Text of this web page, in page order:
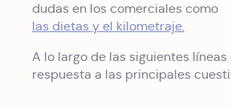
dudas en los comerciales como
las dietas y el kilometraje.
A lo largo de las siguientes líneas
respuesta a las principales